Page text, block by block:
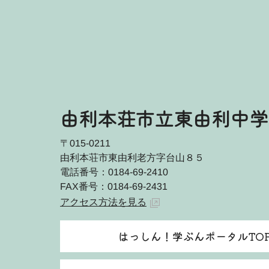
由利本荘市立東由利中
〒015-0211
由利本荘市東由利老方字台山８５
電話番号：0184-69-2410
FAX番号：0184-69-2431
アクセス方法を見る
はっしん！学ぶんポータル